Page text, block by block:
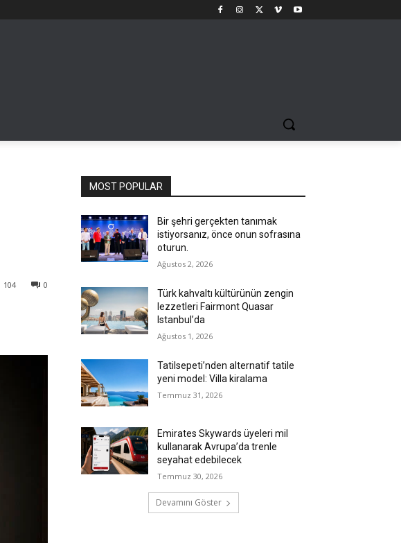
0
104
MOST POPULAR
Bir şehri gerçekten tanımak
istiyorsanız, önce onun sofrasına
oturun.
Ağustos 2, 2026
Türk kahvaltı kültürünün zengin
lezzetleri Fairmont Quasar
Istanbul’da
Ağustos 1, 2026
Tatilsepeti’nden alternatif tatile
yeni model: Villa kiralama
Temmuz 31, 2026
Emirates Skywards üyeleri mil
kullanarak Avrupa’da trenle
seyahat edebilecek
Temmuz 30, 2026
Devamını Göster